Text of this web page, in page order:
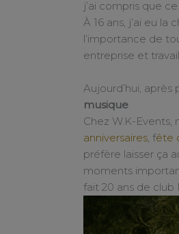
j’ai compris que
À 16 ans, j’ai eu
l’importance de
entreprise et
Aujourd’hui,
musique.
Chez W.K-Events,
anniversaires, fête
préfère laisser ça
moments
fait 20 ans de